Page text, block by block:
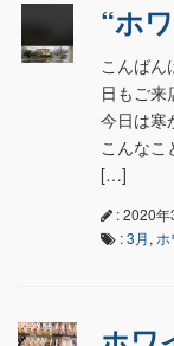
“ホ
こんばん
日もご来
今日は寒
こんなこ
[…]
: 2020
:3月,